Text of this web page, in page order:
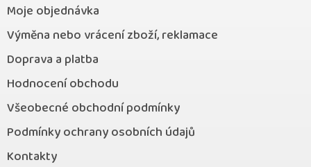
s
u
Moje objednávka
Výměna nebo vrácení zboží, reklamace
Doprava a platba
Hodnocení obchodu
Všeobecné obchodní podmínky
Podmínky ochrany osobních údajů
Kontakty